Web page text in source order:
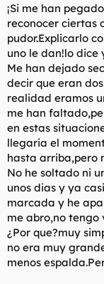
t
e
m
i
o
¡Si me han
reconocer ciertas
pudor.Explicarlo
uno le dan!lo dice
Me han dejado
decir que eran
realidad eramos
me han
en estas
llegaria el
hasta arriba,pero
No he soltado ni
unos dias y ya
marcada y he
me abro,no tengo
¿Por que?muy
no era muy
menos